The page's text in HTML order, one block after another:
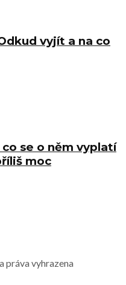
vyjít a na co
se o něm vyplatí
moc
práva vyhrazena